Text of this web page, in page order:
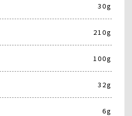
30g
210g
100g
32g
6g